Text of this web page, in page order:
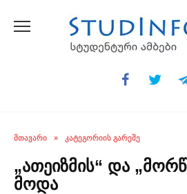
ᲛᲗᲐᲕᲐᲠᲘ » ᲙᲐᲢᲔᲒᲝᲠᲘᲘᲡ ᲒᲐᲠᲔᲨᲔ
„ათეიზმის“ და
მოდა